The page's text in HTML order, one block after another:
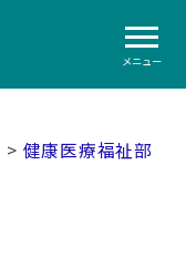
メニュー
> 健康医療福祉部